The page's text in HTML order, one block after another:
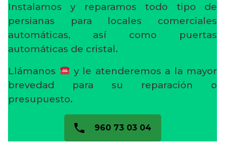
Instalamos y reparamos todo tipo de
persianas para locales comerciales
automáticas, así como puertas
automáticas de cristal.
Llámanos
y le atenderemos a la mayor
brevedad para su reparación o
presupuesto.
960 73 03 04